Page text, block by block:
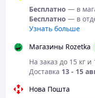
Бесплатно — в
Бесплатно — в
Узнать больше
Магазины Rozetka
На заказ до 15 кг и
Доставка 13 - 15
Нова Пошта